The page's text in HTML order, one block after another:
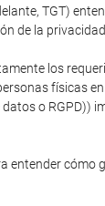
TGT)
de la
los
físicas
o
entender cómo